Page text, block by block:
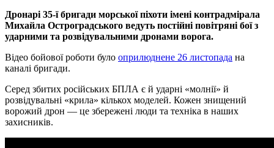
Дронарі 35-ї бригади морської піхоти імені контрадмірала
Михайла Остроградського ведуть постійні повітряні бої з
ударними та розвідувальними дронами ворога.
Відео бойової роботи було оприлюднене 26 листопада на
каналі бригади.
Серед збитих російських БПЛА є й ударні «молнії» й
розвідувальні «крила» кількох моделей. Кожен знищений
ворожий дрон — це збережені люди та техніка в наших
захисників.